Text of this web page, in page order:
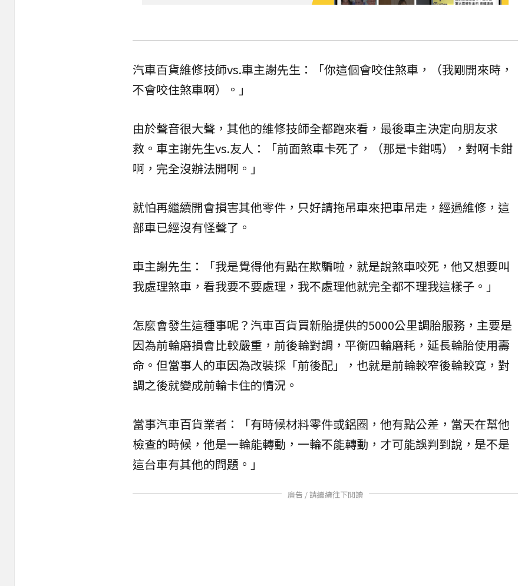
汽車百貨維修技師vs.車主謝先生：「你這個會咬住煞車，（我剛開來時，
不會咬住煞車啊）。」
由於聲音很大聲，其他的維修技師全都跑來看，最後車主決定向朋友求
救。車主謝先生vs.友人：「前面煞車卡死了，（那是卡鉗嗎），對啊卡鉗
啊，完全沒辦法開啊。」
就怕再繼續開會損害其他零件，只好請拖吊車來把車吊走，經過維修，這
部車已經沒有怪聲了。
車主謝先生：「我是覺得他有點在欺騙啦，就是說煞車咬死，他又想要叫
我處理煞車，看我要不要處理，我不處理他就完全都不理我這樣子。」
怎麼會發生這種事呢？汽車百貨買新胎提供的5000公里調胎服務，主要是
因為前輪磨損會比較嚴重，前後輪對調，平衡四輪磨耗，延長輪胎使用壽
命。但當事人的車因為改裝採「前後配」，也就是前輪較窄後輪較寛，對
調之後就變成前輪卡住的情況。
當事汽車百貨業者：「有時候材料零件或鋁圈，他有點公差，當天在幫他
檢查的時候，他是一輪能轉動，一輪不能轉動，才可能誤判到說，是不是
這台車有其他的問題。」
廣告 / 請繼續往下閱讀